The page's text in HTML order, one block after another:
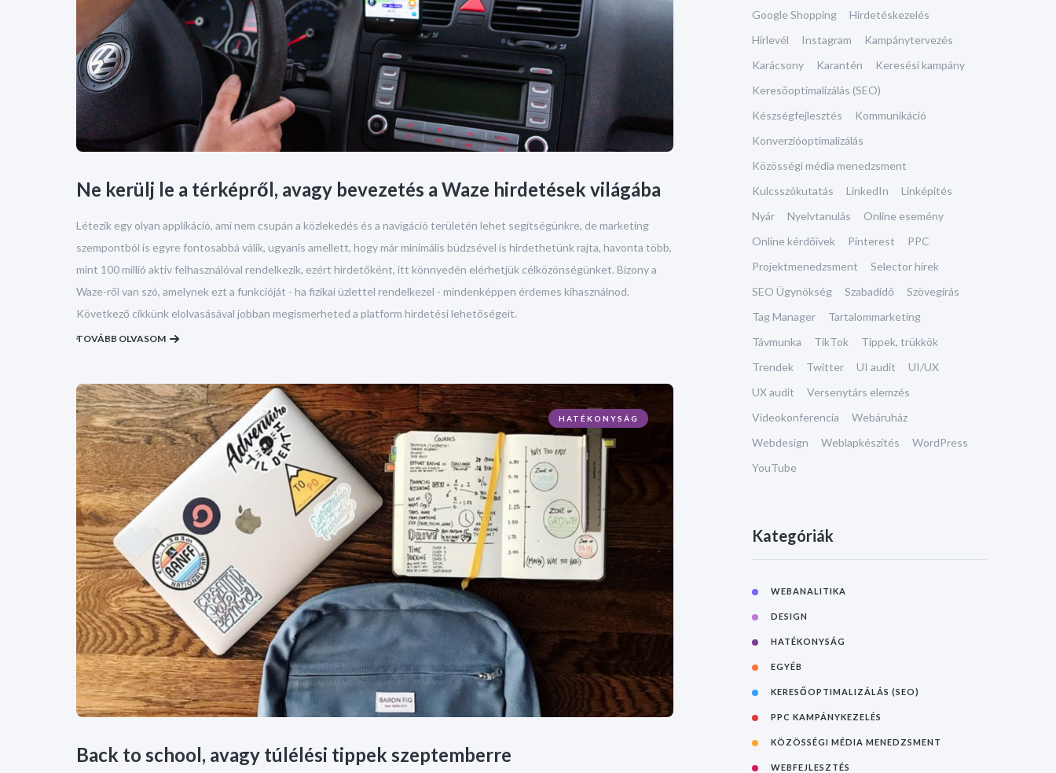
Ne kerülj le a térképről, avagy bevezetés a Waze hirdetések világába
Létezik egy olyan applikáció, ami nem csupán a közlekedés és a navigáció területén lehet segítségünkre, de marketing
szempontból is egyre fontosabbá válik, ugyanis amellett, hogy már minimális büdzsével is hirdethetünk rajta, havonta több,
mint 100 millió aktív felhasználóval rendelkezik, ezért hirdetőként, itt könnyedén elérhetjük célközönségünket. Bizony a
Waze-ről van szó, amelynek ezt a funkcióját - ha fizikai üzlettel rendelkezel - mindenképpen érdemes kihasználnod.
Következő cikkünk elolvasásával jobban megismerheted a platform hirdetési lehetőségeit.
TOVÁBB OLVASOM
HATÉKONYSÁG
Back to school, avagy túlélési tippek szeptemberre
Google Shopping
Hirdetéskezelés
Hírlevél
Instagram
Kampánytervezés
Karácsony
Karantén
Keresési kampány
Keresőoptimalizálás (SEO)
Készségfejlesztés
Kommunikáció
Konverzióoptimalizálás
Közösségi média menedzsment
Kulcsszókutatás
LinkedIn
Linképítés
Nyár
Nyelvtanulás
Online esemény
Online kérdőívek
Pinterest
PPC
Projektmenedzsment
Selector hírek
SEO Ügynökség
Szabadidő
Szövegírás
Tag Manager
Tartalommarketing
Távmunka
TikTok
Tippek, trükkök
Trendek
Twitter UI audit
UI/UX
UX audit
Versenytárs elemzés
Videokonferencia
Webáruház
Webdesign
Weblapkészítés
WordPress
YouTube
Kategóriák
WEBANALITIKA
DESIGN
HATÉKONYSÁG
EGYÉB
KERESŐOPTIMALIZÁLÁS (SEO)
PPC KAMPÁNYKEZELÉS
KÖZÖSSÉGI MÉDIA MENEDZSMENT
WEBFEJLESZTÉS